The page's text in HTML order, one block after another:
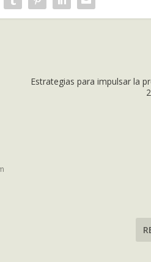
Estrategias para impulsar la